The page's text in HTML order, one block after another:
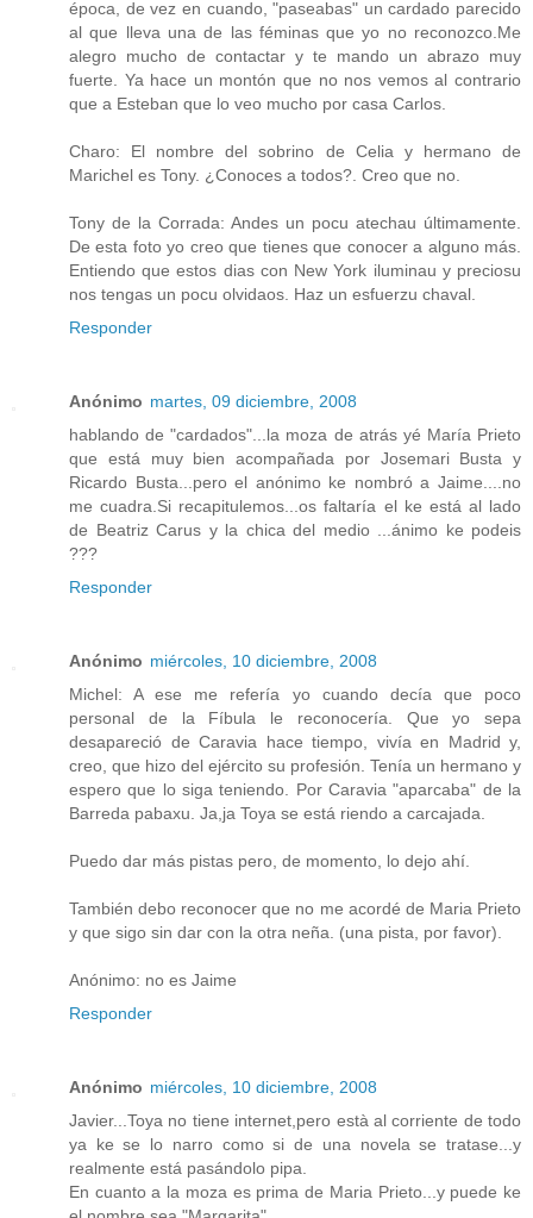
época, de vez en cuando, "paseabas" un cardado parecido
al que lleva una de las féminas que yo no reconozco.Me
alegro mucho de contactar y te mando un abrazo muy
fuerte. Ya hace un montón que no nos vemos al contrario
que a Esteban que lo veo mucho por casa Carlos.
Charo: El nombre del sobrino de Celia y hermano de
Marichel es Tony. ¿Conoces a todos?. Creo que no.
Tony de la Corrada: Andes un pocu atechau últimamente.
De esta foto yo creo que tienes que conocer a alguno más.
Entiendo que estos dias con New York iluminau y preciosu
nos tengas un pocu olvidaos. Haz un esfuerzu chaval.
Responder
Anónimo martes, 09 diciembre, 2008
hablando de "cardados"...la moza de atrás yé María Prieto
que está muy bien acompañada por Josemari Busta y
Ricardo Busta...pero el anónimo ke nombró a Jaime....no
me cuadra.Si recapitulemos...os faltaría el ke está al lado
de Beatriz Carus y la chica del medio ...ánimo ke podeis
???
Responder
Anónimo miércoles, 10 diciembre, 2008
Michel: A ese me refería yo cuando decía que poco
personal de la Fíbula le reconocería. Que yo sepa
desapareció de Caravia hace tiempo, vivía en Madrid y,
creo, que hizo del ejército su profesión. Tenía un hermano y
espero que lo siga teniendo. Por Caravia "aparcaba" de la
Barreda pabaxu. Ja,ja Toya se está riendo a carcajada.
Puedo dar más pistas pero, de momento, lo dejo ahí.
También debo reconocer que no me acordé de Maria Prieto
y que sigo sin dar con la otra neña. (una pista, por favor).
Anónimo: no es Jaime
Responder
Anónimo miércoles, 10 diciembre, 2008
Javier...Toya no tiene internet,pero està al corriente de todo
ya ke se lo narro como si de una novela se tratase...y
realmente está pasándolo pipa.
En cuanto a la moza es prima de Maria Prieto...y puede ke